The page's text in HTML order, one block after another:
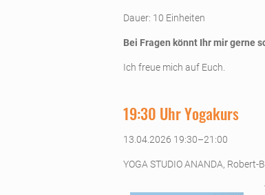
Dauer: 10 Einheiten
Bei Fragen könnt Ihr mir gerne
Ich freue mich auf Euch.
19:30 Uhr Yogakurs
13.04.2026 19:30–21:00
YOGA STUDIO ANANDA,